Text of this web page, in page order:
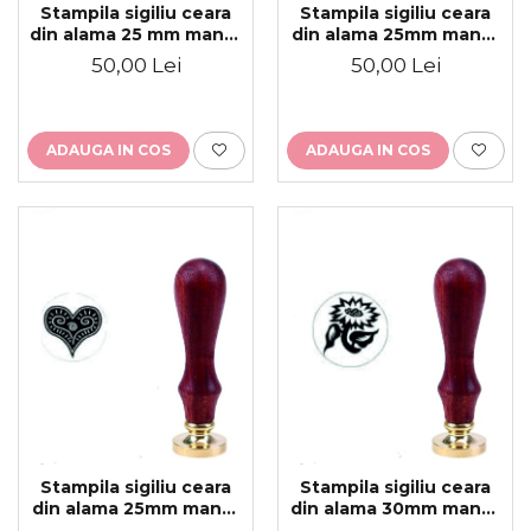
Stampila sigiliu ceara
din alama 25 mm maner
lemn personalizat
50,00 Lei
ADAUGA IN COS
Stampila sigiliu ceara
din alama 25mm maner
lemn personalizat
50,00 Lei
ADAUGA IN COS
Stampila sigiliu ceara
din alama 25mm maner
Stampila sigiliu ceara
din alama 30mm maner